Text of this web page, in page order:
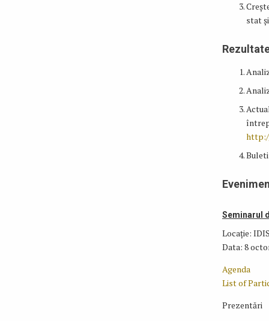
stat
Seminarul
Locație:
Data: 8
Agenda
List of
Prezentări